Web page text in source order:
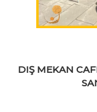
DIŞ MEKAN